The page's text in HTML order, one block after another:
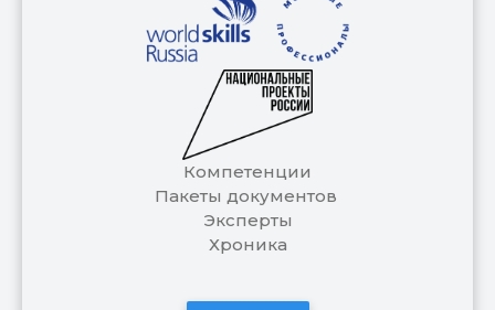
Компетенции
Пакеты документов
Эксперты
Хроника